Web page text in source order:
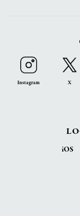
Instagram X
iOS